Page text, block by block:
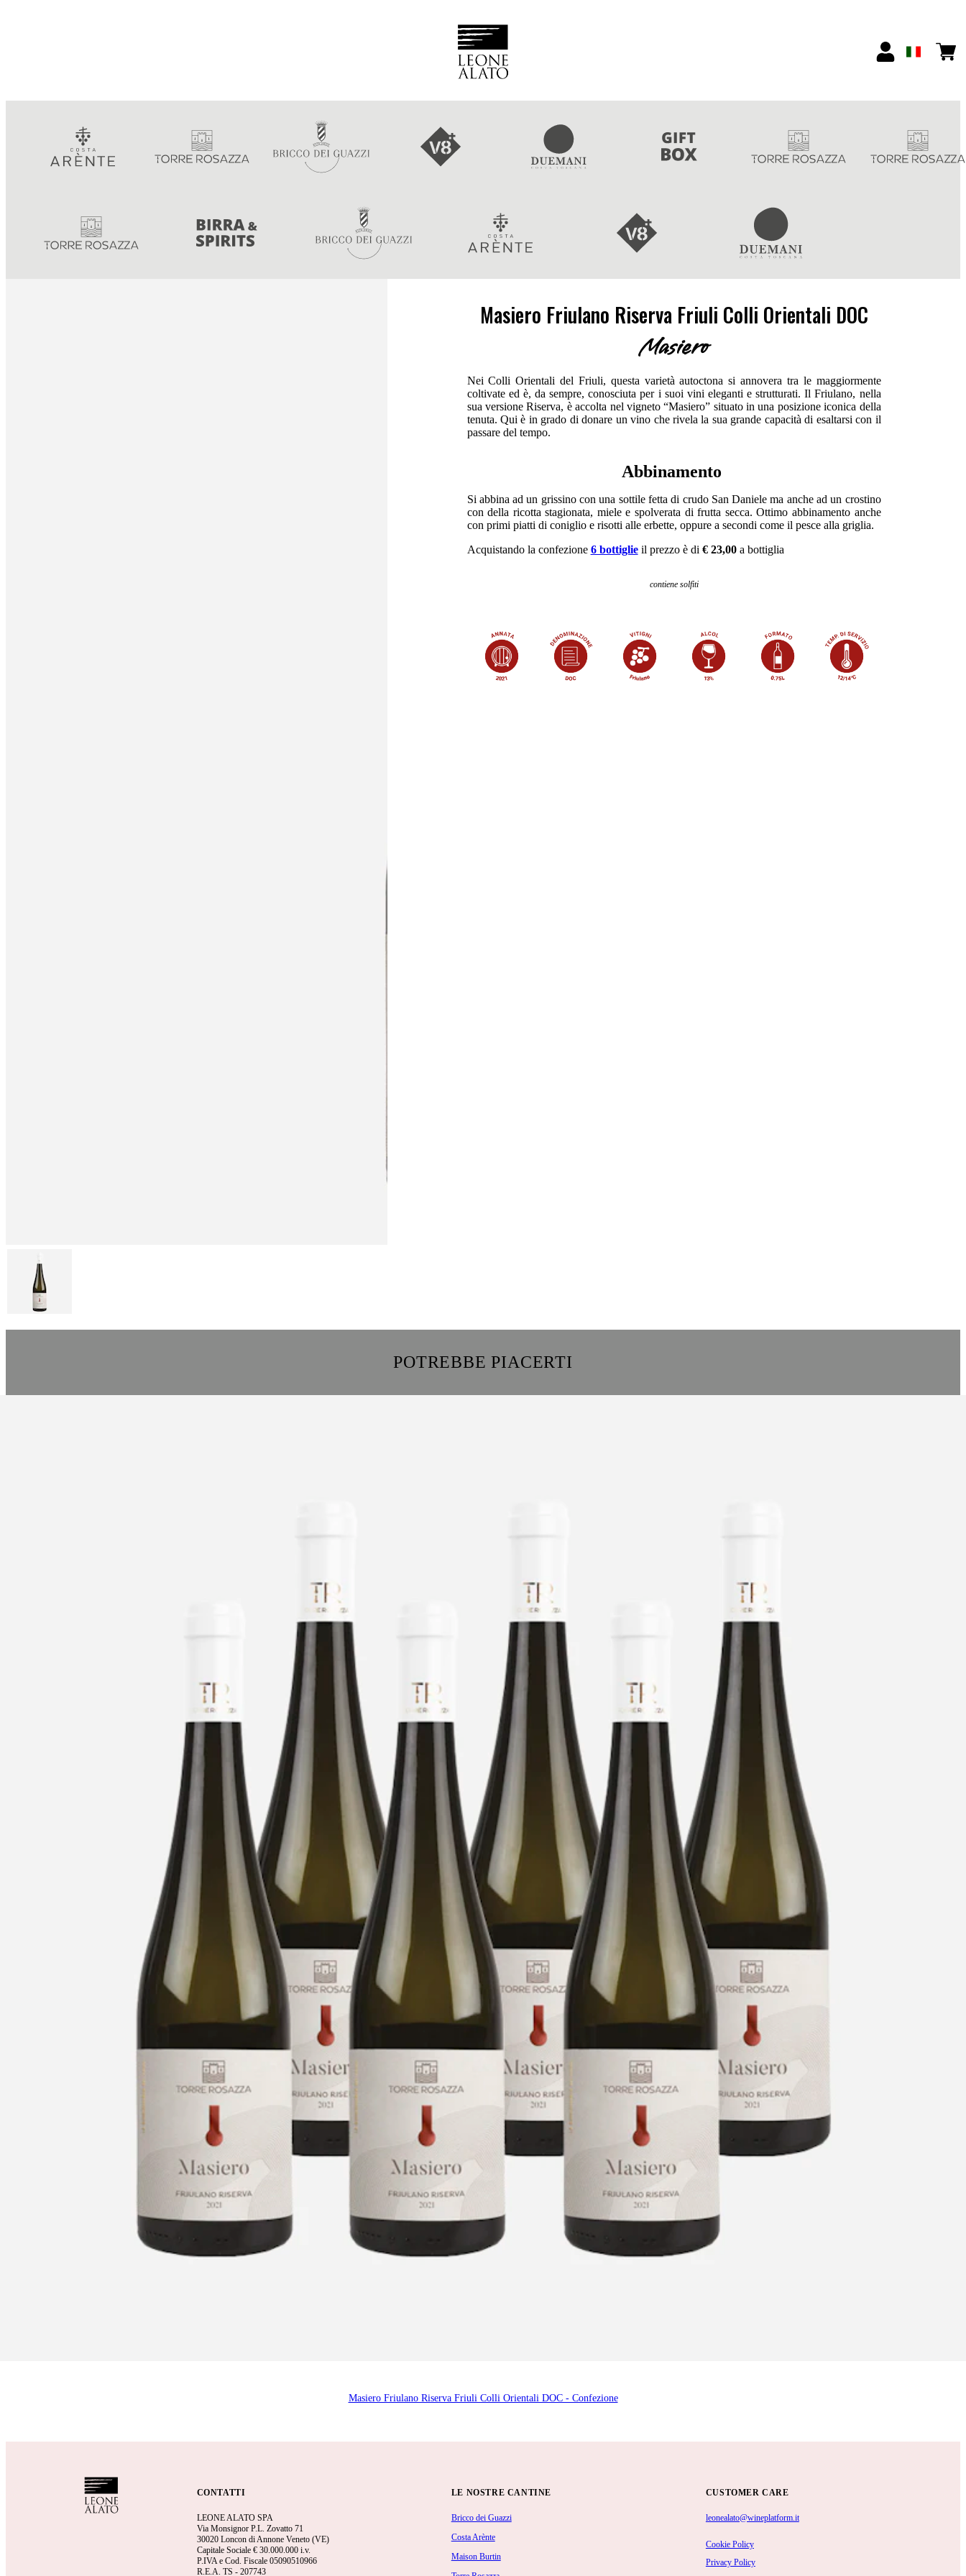
Masiero Friulano Riserva Friuli Colli Orientali DOC
Masiero
Nei Colli Orientali del Friuli, questa varietà autoctona si annovera tra le maggiormente
coltivate ed è, da sempre, conosciuta per i suoi vini eleganti e strutturati. Il Friulano, nella
sua versione Riserva, è accolta nel vigneto “Masiero” situato in una posizione iconica della
tenuta. Qui è in grado di donare un vino che rivela la sua grande capacità di esaltarsi con il
passare del tempo.
Abbinamento
Si abbina ad un grissino con una sottile fetta di crudo San Daniele ma anche ad un crostino
con della ricotta stagionata, miele e spolverata di frutta secca. Ottimo abbinamento anche
con primi piatti di coniglio e risotti alle erbette, oppure a secondi come il pesce alla griglia.
Acquistando la confezione 6 bottiglieil prezzo è di € 23,00a bottiglia
contiene solfiti
POTREBBE PIACERTI
Masiero Friulano Riserva Friuli Colli Orientali DOC - Confezione
CONTATTI
LEONE ALATO SPA
Via Monsignor P.L. Zovatto 71
30020 Loncon di Annone Veneto (VE)
Capitale Sociale € 30.000.000 i.v.
P.IVA e Cod. Fiscale 05090510966
R.E.A. TS - 207743
LE NOSTRE CANTINE
Bricco dei Guazzi
Costa Arènte
Maison Burtin
CUSTOMER CARE
leonealato@wineplatform.it
Cookie Policy
Privacy Policy